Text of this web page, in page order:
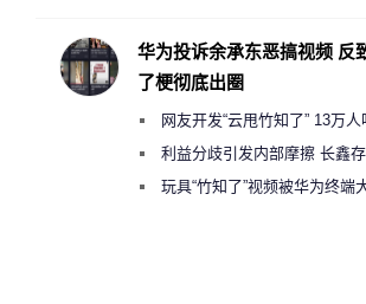
华为投诉余承东恶搞视频 反
了梗彻底出圈
网友开发“云甩竹知了” 13万人
绕梁”利益分歧引发内部摩擦 长鑫
曾将华为驻场工程师驱逐出研发
玩具“竹知了”视频被华为终端